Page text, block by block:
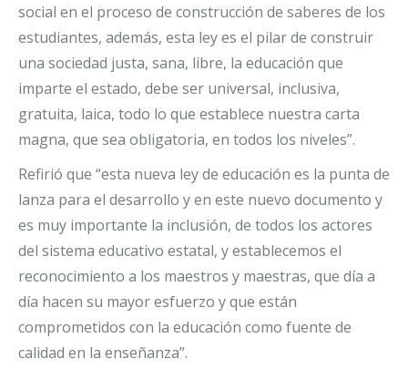
social en el proceso de construcción de saberes de los
estudiantes, además, esta ley es el pilar de construir
una sociedad justa, sana, libre, la educación que
imparte el estado, debe ser universal, inclusiva,
gratuita, laica, todo lo que establece nuestra carta
magna, que sea obligatoria, en todos los niveles”.
Refirió que “esta nueva ley de educación es la punta de
lanza para el desarrollo y en este nuevo documento y
es muy importante la inclusión, de todos los actores
del sistema educativo estatal, y establecemos el
reconocimiento a los maestros y maestras, que día a
día hacen su mayor esfuerzo y que están
comprometidos con la educación como fuente de
calidad en la enseñanza”.